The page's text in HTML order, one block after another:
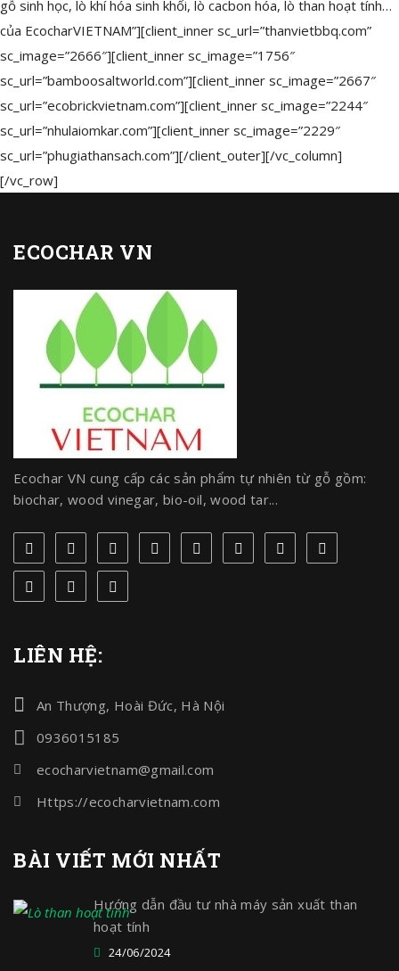
gỗ sinh học, lò khí hóa sinh khối, lò cacbon hóa, lò than hoạt tính…
của EcocharVIETNAM”][client_inner sc_url=”thanvietbbq.com”
sc_image=”2666″][client_inner sc_image=”1756″
sc_url=”bamboosaltworld.com”][client_inner sc_image=”2667″
sc_url=”ecobrickvietnam.com”][client_inner sc_image=”2244″
sc_url=”nhulaiomkar.com”][client_inner sc_image=”2229″
sc_url=”phugiathansach.com”][/client_outer][/vc_column]
[/vc_row]
ECOCHAR VN
Ecochar VN cung cấp các sản phẩm tự nhiên từ gỗ gồm:
biochar, wood vinegar, bio-oil, wood tar...
LIÊN HỆ:
An Thượng, Hoài Đức, Hà Nội
0936015185
ecocharvietnam@gmail.com
Https://ecocharvietnam.com
BÀI VIẾT MỚI NHẤT
Hướng dẫn đầu tư nhà máy sản xuất than
hoạt tính
24/06/2024